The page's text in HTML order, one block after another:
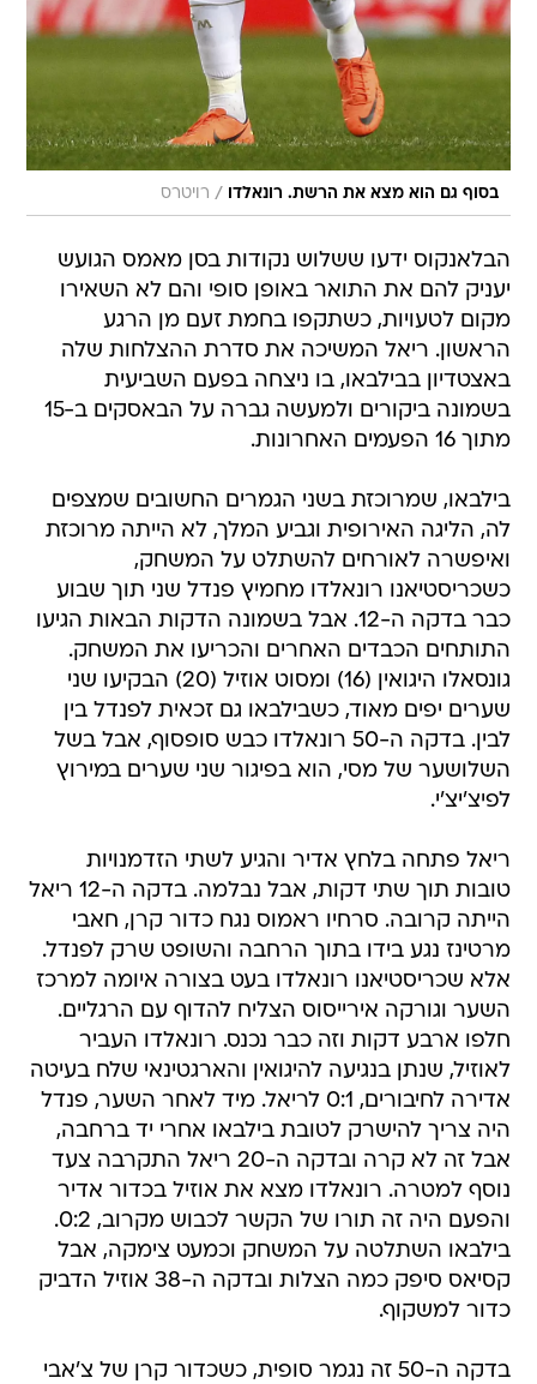
בסוף גם הוא מצא את הרשת. רונאלדו / רויטרס
הבלאנקוס ידעו ששלוש נקודות בסן מאמס הגועש
יעניק להם את התואר באופן סופי והם לא השאירו
מקום לטעויות, כשתקפו בחמת זעם מן הרגע
הראשון. ריאל המשיכה את סדרת ההצלחות שלה
באצטדיון בבילבאו, בו ניצחה בפעם השביעית
בשמונה ביקורים ולמעשה גברה על הבאסקים ב-15
מתוך 16 הפעמים האחרונות.
בילבאו, שמרוכזת בשני הגמרים החשובים שמצפים
לה, הליגה האירופית וגביע המלך, לא הייתה מרוכזת
ואיפשרה לאורחים להשתלט על המשחק,
כשכריסטיאנו רונאלדו מחמיץ פנדל שני תוך שבוע
כבר בדקה ה-12. אבל בשמונה הדקות הבאות הגיעו
התותחים הכבדים האחרים והכריעו את המשחק.
גונסאלו היגואין (16) ומסוט אוזיל (20) הבקיעו שני
שערים יפים מאוד, כשבילבאו גם זכאית לפנדל בין
לבין. בדקה ה-50 רונאלדו כבש סופסוף, אבל בשל
השלושער של מסי, הוא בפיגור שני שערים במירוץ
לפיצ'יצ'י.
ריאל פתחה בלחץ אדיר והגיע לשתי הזדמנויות
טובות תוך שתי דקות, אבל נבלמה. בדקה ה-12 ריאל
הייתה קרובה. סרחיו ראמוס נגח כדור קרן, חאבי
מרטינז נגע בידו בתוך הרחבה והשופט שרק לפנדל.
אלא שכריסטיאנו רונאלדו בעט בצורה איומה למרכז
השער וגורקה אירייסוס הצליח להדוף עם הרגליים.
חלפו ארבע דקות וזה כבר נכנס. רונאלדו העביר
לאוזיל, שנתן בנגיעה להיגואין והארגטינאי שלח בעיטה
אדירה לחיבורים, 0:1 לריאל. מיד לאחר השער, פנדל
היה צריך להישרק לטובת בילבאו אחרי יד ברחבה,
אבל זה לא קרה ובדקה ה-20 ריאל התקרבה צעד
נוסף למטרה. רונאלדו מצא את אוזיל בכדור אדיר
והפעם היה זה תורו של הקשר לכבוש מקרוב, 0:2.
בילבאו השתלטה על המשחק וכמעט צימקה, אבל
קסיאס סיפק כמה הצלות ובדקה ה-38 אוזיל הדביק
כדור למשקוף.
בדקה ה-50 זה נגמר סופית, כשכדור קרן של צ'אבי